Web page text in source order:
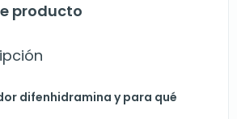
producto
difenhidramina y para qué